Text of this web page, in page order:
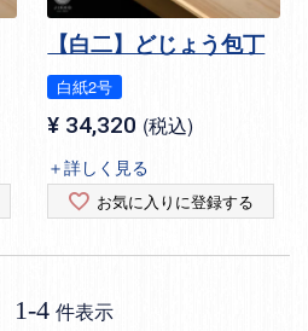
【白二】どじょう包丁
白紙2号
¥ 34,320 税込
＋詳しく見る
お気に入りに登録する
1-4 件表示